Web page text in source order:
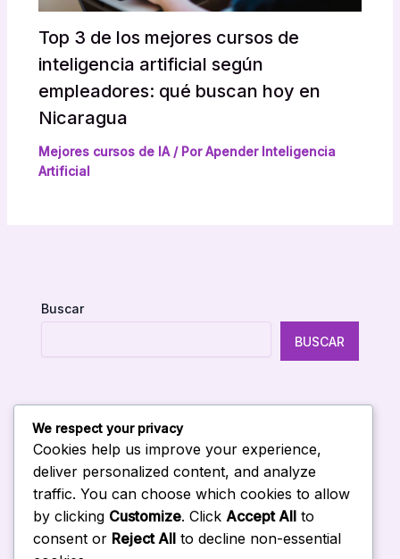
Top 3 de los mejores cursos de
inteligencia artificial según
empleadores: qué buscan hoy en
Nicaragua
Mejores cursos de IA/ PorApender Inteligencia
Artificial
Buscar
BUSCAR
Entradas Recientes
Curso de IA in company en Venezuela
Curso de Gemini para empresas en Venezuela
Curso de Copilot para empresas en Venezuela
We respect your privacy
Cookies help us improve your experience,
deliver personalized content, and analyze
traffic. You can choose which cookies to allow
by clicking Customize. Click Accept All to
consent or Reject All to decline non-essential